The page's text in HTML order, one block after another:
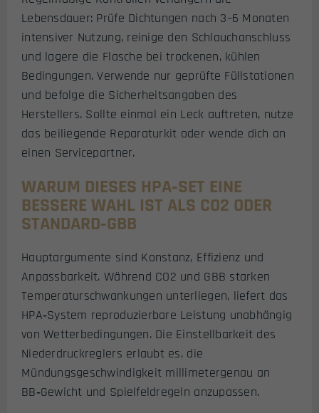
Lebensdauer: Prüfe Dichtungen nach 3–6 Monaten
intensiver Nutzung, reinige den Schlauchanschluss
und lagere die Flasche bei trockenen, kühlen
Bedingungen. Verwende nur geprüfte Füllstationen
und befolge die Sicherheitsangaben des
Herstellers. Sollte einmal ein Leck auftreten, nutze
das beiliegende Reparaturkit oder wende dich an
einen Servicepartner.
WARUM DIESES HPA‑SET EINE
BESSERE WAHL IST ALS CO2 ODER
STANDARD‑GBB
Hauptargumente sind Konstanz, Effizienz und
Anpassbarkeit. Während CO2 und GBB starken
Temperaturschwankungen unterliegen, liefert das
HPA‑System reproduzierbare Leistung unabhängig
von Wetterbedingungen. Die Einstellbarkeit des
Niederdruckreglers erlaubt es, die
Mündungsgeschwindigkeit millimetergenau an
BB‑Gewicht und Spielfeldregeln anzupassen.